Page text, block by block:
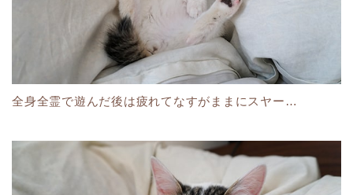
全身全霊で遊んだ後は疲れてなすがままにスヤー…